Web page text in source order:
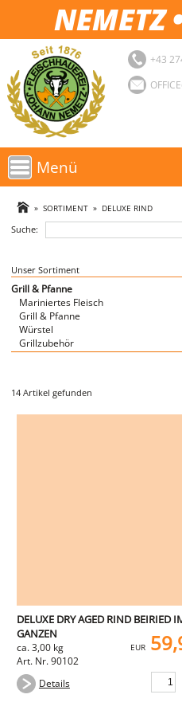
NEMETZ
+43
Menü
AKTIONEN
SORTIMENT
LOGIN
FAVORITEN
» SORTIMENT» DELUXE RIND
Suche:
Unser Sortiment
Grill & Pfanne
Mariniertes Fleisch
Grill & Pfanne
Würstel
Grillzubehör
Fische
WILD
Steaks
Innereien
Kalbfleisch
Geflügel
Huhn
Pute
14 Artikel gefunden
DELUXE DRY AGED RIND BEIRIED
GANZEN
ca. 3,00 kg
Art. Nr. 90102
EUR
Details